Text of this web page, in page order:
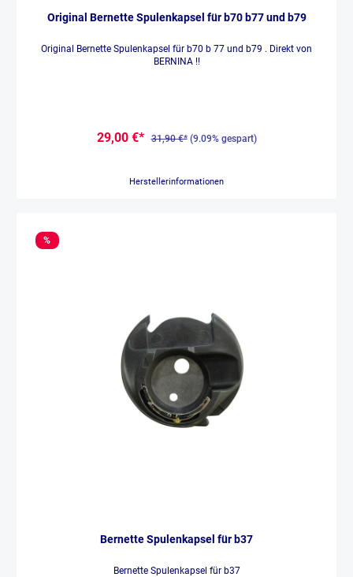
Original Bernette Spulenkapsel für b70 b77 und b79
Original Bernette Spulenkapsel für b70 b 77 und b79 . Direkt von
BERNINA !!
29,00 €* 31,90 €* (9.09% gespart)
Herstellerinformationen
%
Bernette Spulenkapsel für b37
Bernette Spulenkapsel für b37